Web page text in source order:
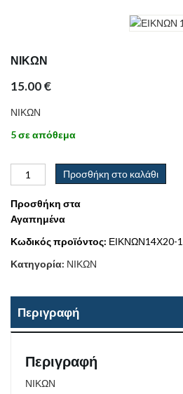
ΝΙΚΩΝ
15.00€
ΝΙΚΩΝ
5 σε απόθεμα
Προσθήκη στο καλάθι
Προσθήκη στα
Αγαπημένα
Κωδικός προϊόντος: ΕΙΚΝΩΝ14Χ20-1
Κατηγορία: ΝΙΚΩΝ
Περιγραφή
Περιγραφή
ΝΙΚΩΝ